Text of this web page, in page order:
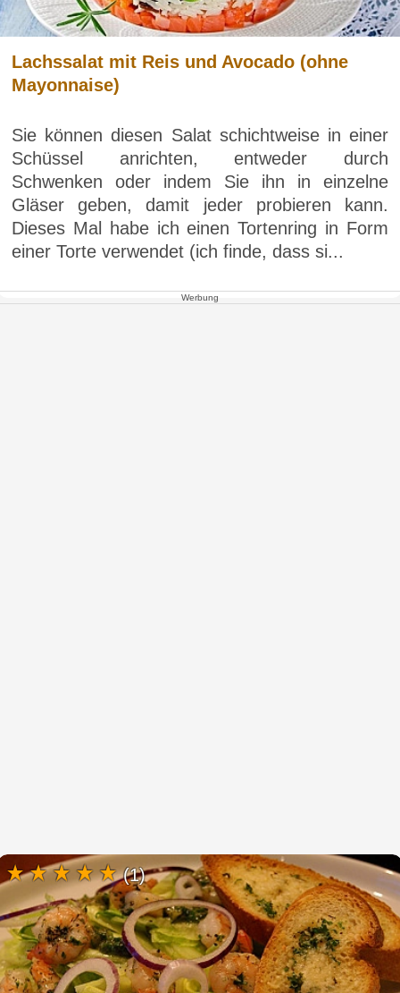
Lachssalat mit Reis und Avocado (ohne
Mayonnaise)
Sie können diesen Salat schichtweise in einer
Schüssel anrichten, entweder durch
Schwenken oder indem Sie ihn in einzelne
Gläser geben, damit jeder probieren kann.
Dieses Mal habe ich einen Tortenring in Form
einer Torte verwendet (ich finde, dass si...
Werbung
(1)